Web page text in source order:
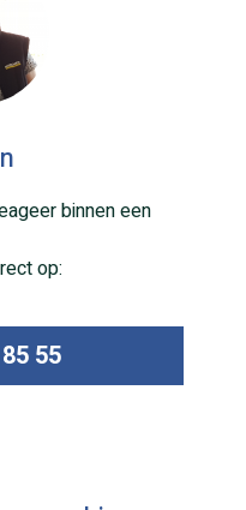
binnen een
op:
55